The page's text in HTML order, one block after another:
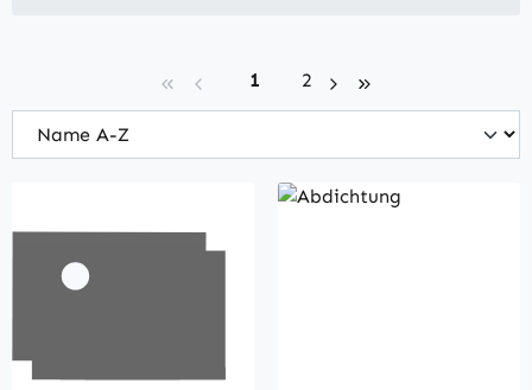
Seite
1 Seite
2